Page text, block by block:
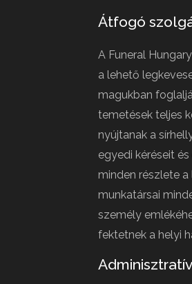
Átfogó
A Funeral
a lehető
magukban
temetések teljes
nyújtanak a
egyedi kéréseit
minden részlete
munkatársai
személy
fektetnek a helyi